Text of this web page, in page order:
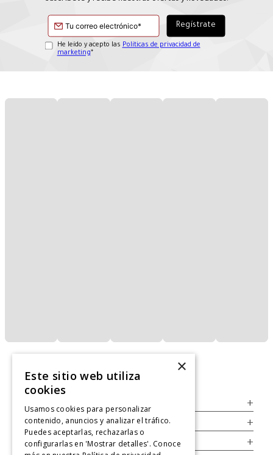
He leído y acepto lasPolíticas de privacidad de
marketing*
+
Legal +
Cuenta +
×
Este sitio web utiliza
cookies
Usamos cookies para personalizar
contenido, anuncios y analizar el tráfico.
Puedes aceptarlas, rechazarlas o
configurarlas en 'Mostrar detalles'. Conoce